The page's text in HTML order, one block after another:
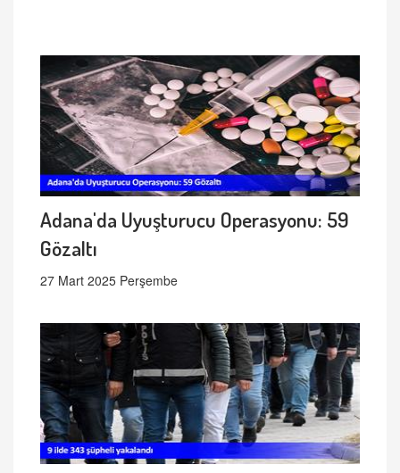
Adana'da Uyuşturucu Operasyonu: 59
Gözaltı
27 Mart 2025 Perşembe